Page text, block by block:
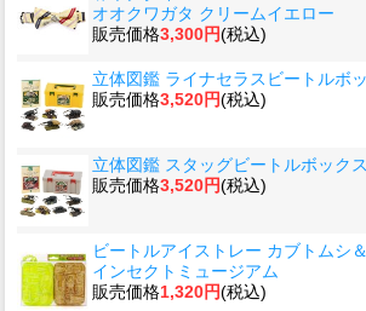
オオクワガタ クリームイエロー
販売価格3,300円(税込)
立体図鑑 ライナセラスビートルボ
販売価格3,520円(税込)
立体図鑑 スタッグビートルボックス
販売価格3,520円(税込)
ビートルアイストレー カブトムシ
インセクトミュージアム
販売価格1,320円(税込)